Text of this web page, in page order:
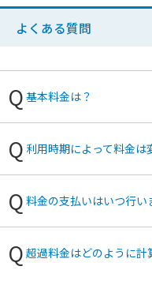
よくある質問
基本料金は？
利用時期によって料金は
料金の支払いはいつ行い
超過料金はどのように計